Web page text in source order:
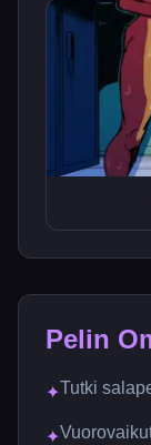
Pelin
✦Tutki
✦